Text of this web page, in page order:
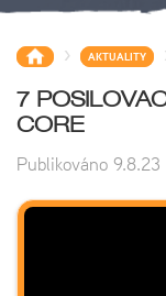
> AKTUALITY
7
CORE
Publikováno 9.8.23